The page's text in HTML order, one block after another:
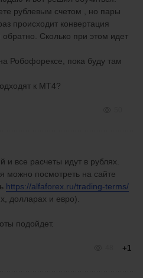
рублевым счетом , но пары
происходит конвертация
Сколько при этом идет
Робофорексе, пока буду там
к МТ4?
и все расчеты идут в рублях.
можно посмотреть на сайте
https://alfaforex.ru/trading-terms/
долларах и евро).
подойдет.
+1